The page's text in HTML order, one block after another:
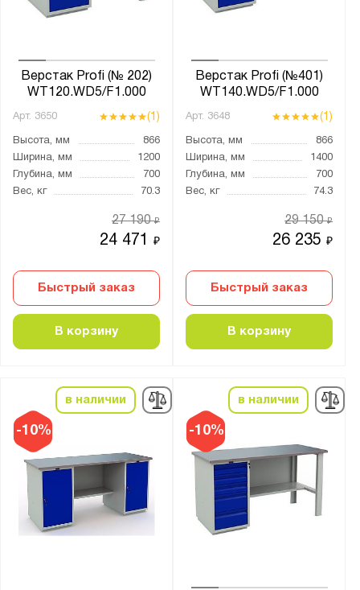
Верстак Profi (№ 202)
WT120.WD5/F1.000
Арт. 3650 (1)
Высота, мм
866
Ширина, мм
1200
Глубина, мм
700
Вес, кг
70.3
24 471₽
27 190₽
Быстрый заказ
В корзину
Верстак Profi (№401)
WT140.WD5/F1.000
Арт. 3648 (1)
Высота, мм
866
Ширина, мм
1400
Глубина, мм
700
Вес, кг
74.3
26 235₽
29 150₽
Быстрый заказ
В корзину
-10%
в наличии
-10%
в наличии
Place
SMART
TS
ВД
ВД2
ВЛ
ВС
ДРВ-КП
ЗОП